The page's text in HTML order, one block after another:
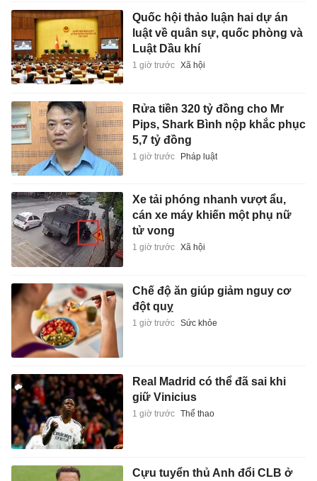
Quốc hội thảo luận hai dự án
luật về quân sự, quốc phòng và
Luật Dầu khí
1 giờ trước Xã hội
Rửa tiền 320 tỷ đồng cho Mr
Pips, Shark Bình nộp khắc phục
5,7 tỷ đồng
1 giờ trước Pháp luật
Xe tải phóng nhanh vượt ẩu,
cán xe máy khiến một phụ nữ
tử vong
1 giờ trước Xã hội
Chế độ ăn giúp giảm nguy cơ
đột quỵ
1 giờ trước Sức khỏe
Real Madrid có thể đã sai khi
giữ Vinicius
1 giờ trước Thể thao
Cựu tuyển thủ Anh đổi CLB ở